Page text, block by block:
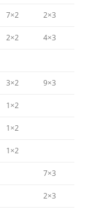
7×2 2×3
2×2 4×3
3×2 9×3
1×2
1×2
1×2
7×3
2×3